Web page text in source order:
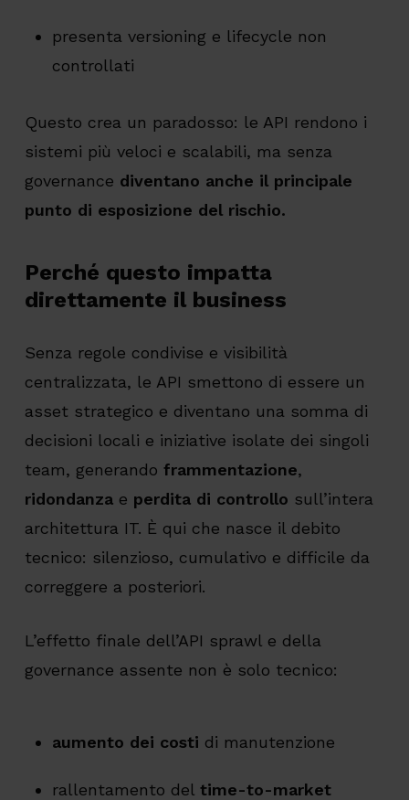
presenta versioning e lifecycle non
controllati
Questo crea un paradosso: le API rendono i
sistemi più veloci e scalabili, ma senza
governance diventano anche il principale
punto di esposizione del rischio.
Perché questo impatta
direttamente il business
Senza regole condivise e visibilità
centralizzata, le API smettono di essere un
asset strategico e diventano una somma di
decisioni locali e iniziative isolate dei singoli
team, generando frammentazione,
ridondanzae perdita di controllo sull’intera
architettura IT. È qui che nasce il debito
tecnico: silenzioso, cumulativo e difficile da
correggere a posteriori.
L’effetto finale dell’API sprawl e della
governance assente non è solo tecnico:
aumento dei costi di manutenzione
rallentamento del time-to-market